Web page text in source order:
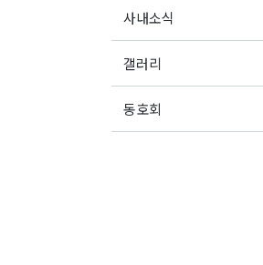
사내소식
갤러리
동호회